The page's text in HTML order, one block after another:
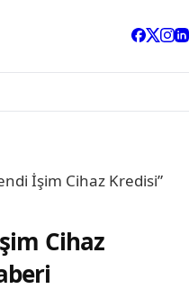
İşim Cihaz Kredisi”
Cihaz